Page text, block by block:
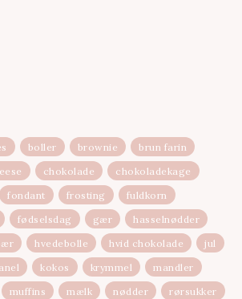
boller brownie
brun farin
chokolade
chokoladekage
fondant frosting
fuldkorn
fødselsdag gær
hasselnødder
hvedebolle hvid chokolade
jul
kokos krymmel
mandler
muffins mælk nødder
rørsukker